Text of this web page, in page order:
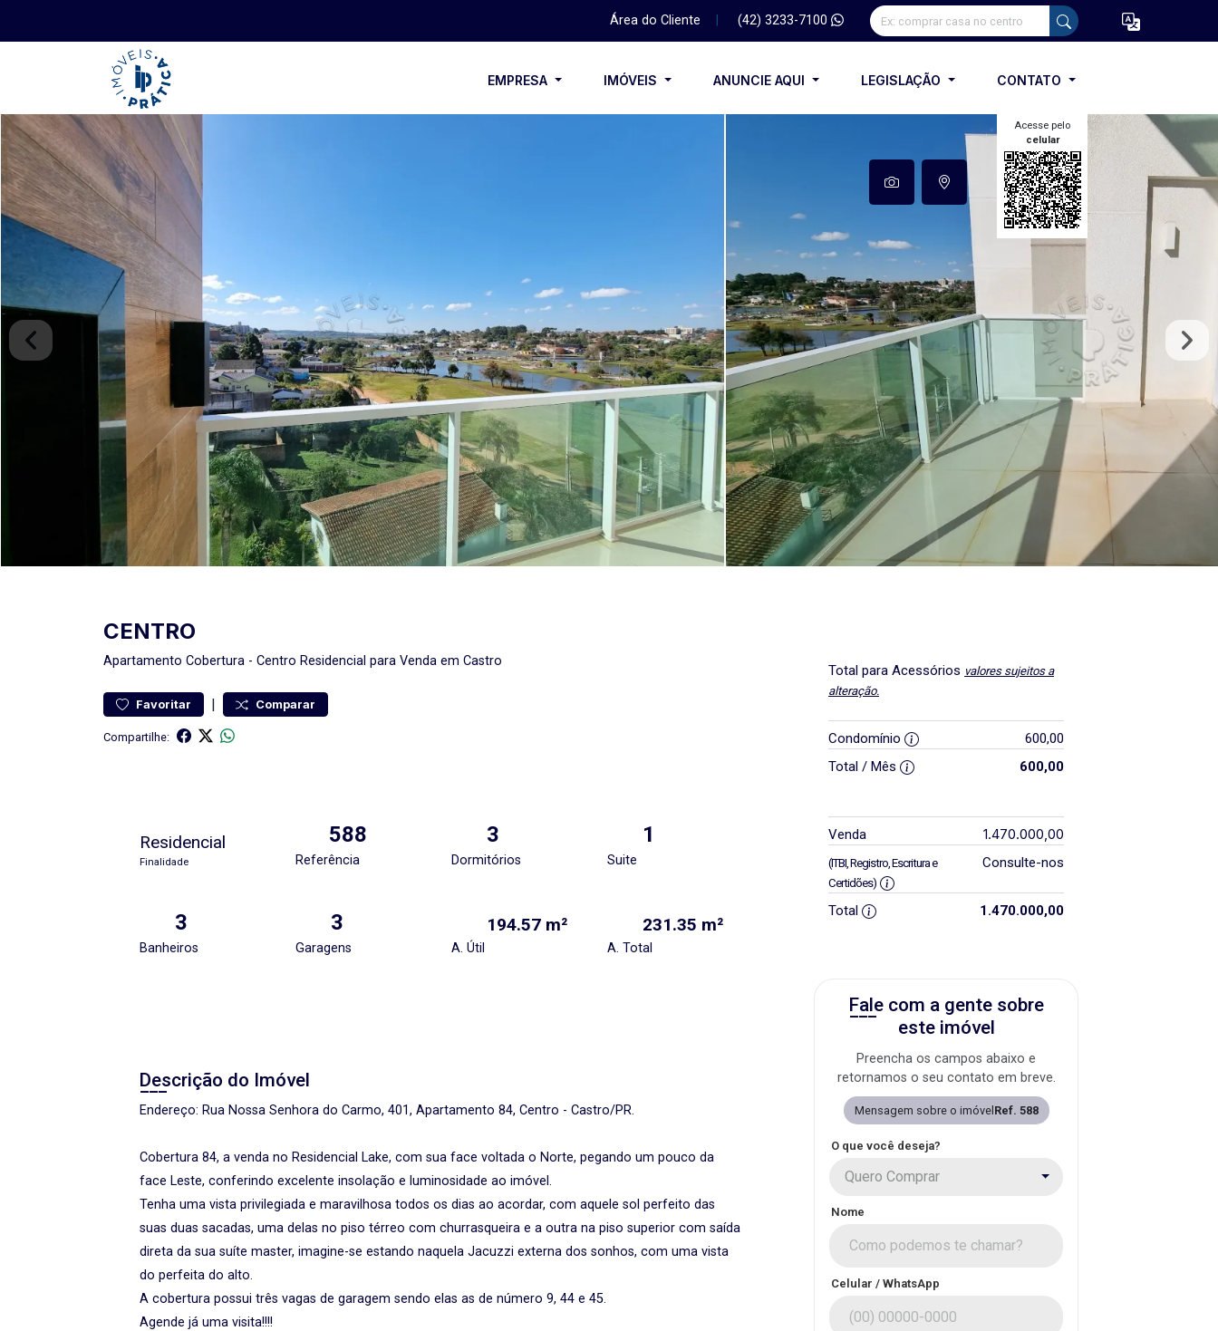
Área do Cliente (42) 3233-7100
EMPRESA IMÓVEIS ANUNCIE AQUI LEGISLAÇÃO CONTATO
Acesse pelo
celular
CENTRO
Apartamento Cobertura - Centro Residencial para Venda em Castro
Favoritar | Comparar
Compartilhe:
Residencial
Finalidade
588
Referência
3
Dormitórios
1
Suite
3
Banheiros
3
Garagens
194.57 m²
A. Útil
231.35 m²
A. Total
Descrição do Imóvel
Endereço: Rua Nossa Senhora do Carmo, 401, Apartamento 84, Centro - Castro/PR.
Cobertura 84, a venda no Residencial Lake, com sua face voltada o Norte, pegando um pouco da
face Leste, conferindo excelente insolação e luminosidade ao imóvel.
Tenha uma vista privilegiada e maravilhosa todos os dias ao acordar, com aquele sol perfeito das
suas duas sacadas, uma delas no piso térreo com churrasqueira e a outra na piso superior com saída
direta da sua suíte master, imagine-se estando naquela Jacuzzi externa dos sonhos, com uma vista
do perfeita do alto.
A cobertura possui três vagas de garagem sendo elas as de número 9, 44 e 45.
Agende já uma visita!!!!
Total para Acessórios valores sujeitos a
alteração.
Condomínio
600,00
Total / Mês
600,00
Venda 1.470.000,00
(ITBI, Registro, Escritura e
Certidões)
Consulte-nos
Total 1.470.000,00
Fale com a gente sobre
este imóvel
Preencha os campos abaixo e
retornamos o seu contato em breve.
Mensagem sobre o imóvel Ref. 588
O que você deseja?
Quero Comprar
Nome
Celular / WhatsApp